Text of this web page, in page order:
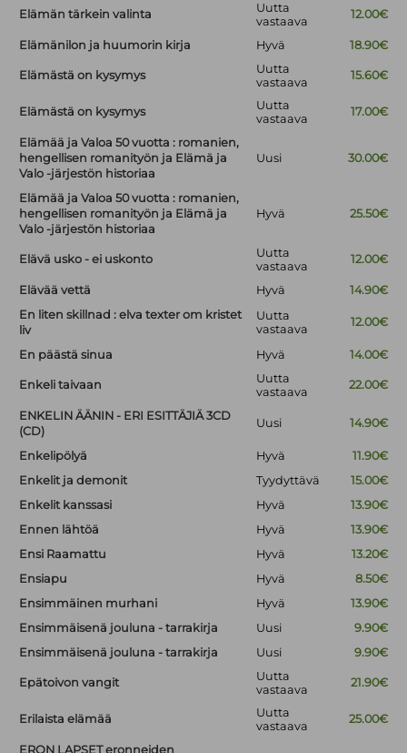
Elämän tärkein valinta
Uutta
vastaava
12.00€
Elämänilon ja huumorin kirja Hyvä 18.90€
Elämästä on kysymys
Uutta
vastaava
15.60€
Elämästä on kysymys
Uutta
vastaava
17.00€
Elämää ja Valoa 50 vuotta : romanien,
hengellisen romanityön ja Elämä ja
Valo -järjestön historiaa
Uusi 30.00€
Elämää ja Valoa 50 vuotta : romanien,
hengellisen romanityön ja Elämä ja
Valo -järjestön historiaa
Hyvä 25.50€
Elävä usko - ei uskonto
Uutta
vastaava
12.00€
Elävää vettä Hyvä
14.90€
En liten skillnad : elva texter om kristet
liv
Uutta
vastaava
12.00€
En päästä sinua Hyvä 14.00€
Enkeli taivaan
Uutta
vastaava
22.00€
ENKELIN ÄÄNIN - ERI ESITTÄJIÄ 3CD
(CD)
Uusi 14.90€
Enkelipölyä Hyvä
11.90€
Enkelit ja demonit
Tyydyttävä
15.00€
Enkelit kanssasi
Hyvä
13.90€
Ennen lähtöä
Hyvä
13.90€
Ensi Raamattu
Hyvä
13.20€
Ensiapu
Hyvä
8.50€
Ensimmäinen murhani
Hyvä
13.90€
Ensimmäisenä jouluna - tarrakirja
Uusi
9.90€
Ensimmäisenä jouluna - tarrakirja
Uusi 9.90€
Epätoivon vangit
Uutta
vastaava
21.90€
Erilaista elämää
Uutta
vastaava
25.00€
ERON LAPSET eronneiden